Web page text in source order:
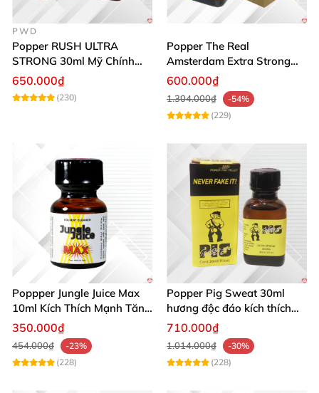
PWD
Popper RUSH ULTRA
STRONG 30ml Mỹ Chính
Hãng Tăng Hưng Phấn
650.000₫
(230)
Popper The Real
Amsterdam Extra Strong
30ml Hưng Phấn Mạnh Mẽ
600.000₫
1.304.000₫
-54%
(229)
Poppper Jungle Juice Max
10ml Kích Thích Mạnh Tăng
Ham Muốn Mua Ngay
350.000₫
454.000₫
-23%
(228)
Popper Pig Sweat 30ml
hương độc đáo kích thích
mạnh mẽ sảng khoái
710.000₫
1.014.000₫
-30%
(228)